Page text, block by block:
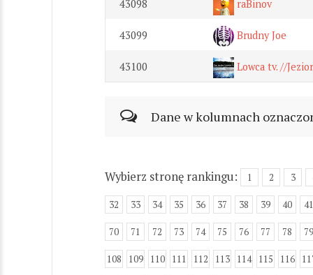
43098 raBinov
43099 Brudny Joe
43100 Lowca tv. //
Dane w kolumnach
Wybierz stronę rankingu: 1 2 3
32 33 34 35 36 37 38 39 40 41
70 71 72 73 74 75 76 77 78 79
108 109 110 111 112 113 114 115 116